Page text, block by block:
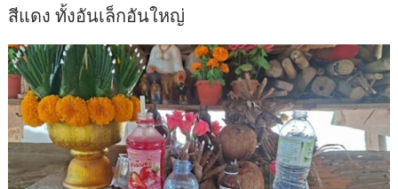
สีแดง ทั้งอันเล็กอันใหญ่